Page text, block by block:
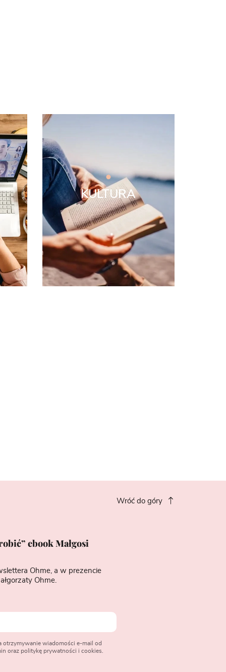
KULTURA
Wróć do góry
ebook Małgosi
Ohme, a w prezencie
Ohme.
otrzymywanie wiadomości e-mail od
oraz politykę prywatności i cookies.